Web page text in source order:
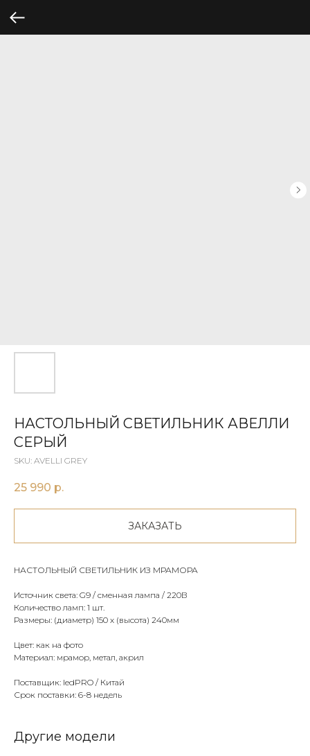
НАСТОЛЬНЫЙ СВЕТИЛЬНИК АВЕЛЛИ
СЕРЫЙ
SKU: AVELLI GREY
25 990 р.
ЗАКАЗАТЬ
НАСТОЛЬНЫЙ СВЕТИЛЬНИК ИЗ МРАМОРА
Источник света: G9 / сменная лампа / 220В
Количество ламп: 1 шт.
Размеры: (диаметр) 150 х (высота) 240мм
Цвет: как на фото
Материал: мрамор, метал, акрил
Поставщик: ledPRO / Китай
Срок поставки: 6-8 недель
Другие модели